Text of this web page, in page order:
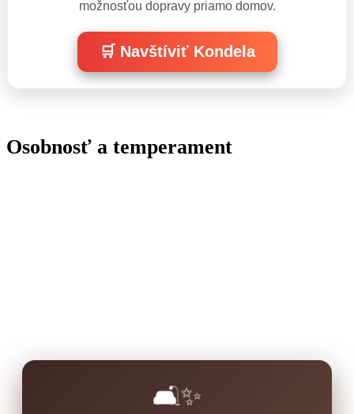
možnosťou dopravy priamo domov.
🛒 Navštíviť Kondela
Osobnosť a temperament
🛋️✨